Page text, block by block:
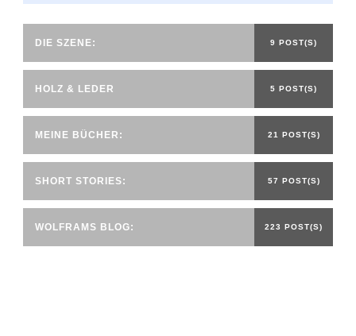
DIE SZENE: 9 POST(S)
HOLZ & LEDER 5 POST(S)
MEINE BÜCHER: 21 POST(S)
SHORT STORIES: 57 POST(S)
WOLFRAMS BLOG: 223 POST(S)